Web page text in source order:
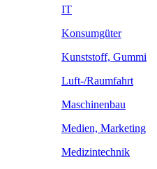
IT
Konsumgüter
Kunststoff, Gummi
Luft-/Raumfahrt
Maschinenbau
Medien, Marketing
Medizintechnik